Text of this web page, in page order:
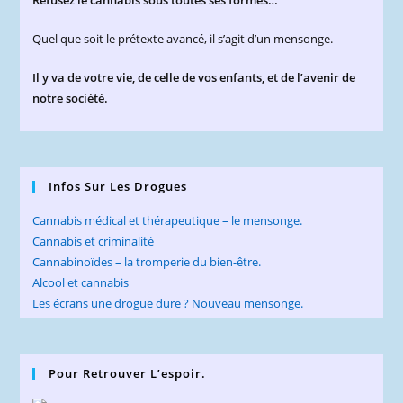
Quel que soit le prétexte avancé, il s’agit d’un mensonge.
Il y va de votre vie, de celle de vos enfants, et de l’avenir de
notre société.
Infos Sur Les Drogues
Cannabis médical et thérapeutique – le mensonge.
Cannabis et criminalité
Cannabinoïdes – la tromperie du bien-être.
Alcool et cannabis
Les écrans une drogue dure ? Nouveau mensonge.
Pour Retrouver L’espoir.